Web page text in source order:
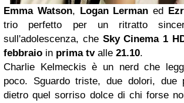
Emma Watson, Logan Lerman ed
trio perfetto per un ritratto
sull'adolescenza, che SkyCinema 1
febbraio in prima tvalle 21.10.
Charlie Kelmeckis è un nerd che
poco. Sguardo triste, due dolori, due
dietro quel sorriso dolce di chi forse